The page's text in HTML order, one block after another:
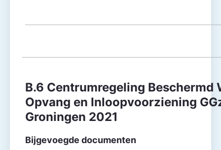
B.6 Centrumregeling Beschermd
Opvang en Inloopvoorziening
Groningen 2021
Bijgevoegde documenten